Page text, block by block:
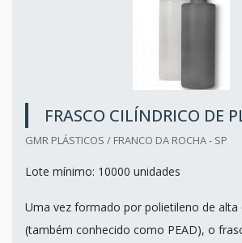
FRASCO CILÍNDRICO DE
GMR PLÁSTICOS / FRANCO DA ROCHA - SP
Lote mínimo: 10000 unidades
Uma vez formado por polietileno de alta
(também conhecido como PEAD), o